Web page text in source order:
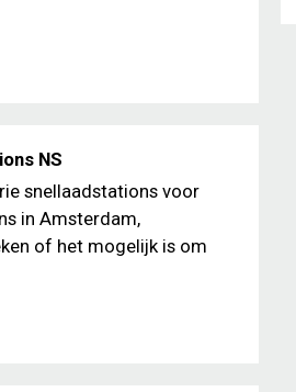
NS
snellaadstations voor
in Amsterdam,
of het mogelijk is om